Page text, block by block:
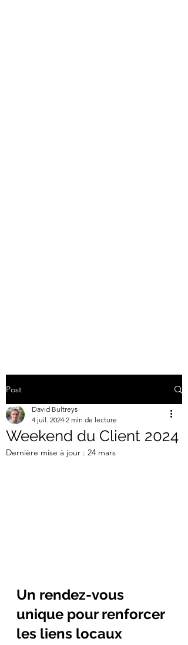
Post
Weekend du Client 2024
David Bultreys
4 juil. 2024 2 min de lecture
Dernière mise à jour : 24 mars
Un rendez-vous
unique pour renforcer
les liens locaux